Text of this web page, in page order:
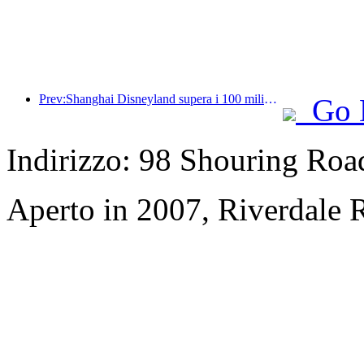
Prev:Shanghai Disneyland supera i 100 milioni di visitatori e si espanderà con un quarto hotel a tema.
Go
Indirizzo: 98 Shouring
Aperto in 2007, Riverdale